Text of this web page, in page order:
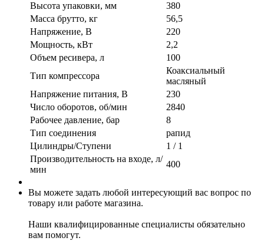
Высота упаковки, мм
380
Масса брутто, кг
56,5
Напряжение, В
220
Мощность, кВт
2,2
Объем ресивера, л
100
Тип компрессора
Коаксиальный
масляный
Напряжение питания, В
230
Число оборотов, об/мин
2840
Рабочее давление, бар
8
Тип соединения
рапид
Цилиндры/Ступени
1 / 1
Производительность на входе, л/
мин
400
Вы можете задать любой интересующий вас вопрос по
товару или работе магазина.
Наши квалифицированные специалисты обязательно
вам помогут.